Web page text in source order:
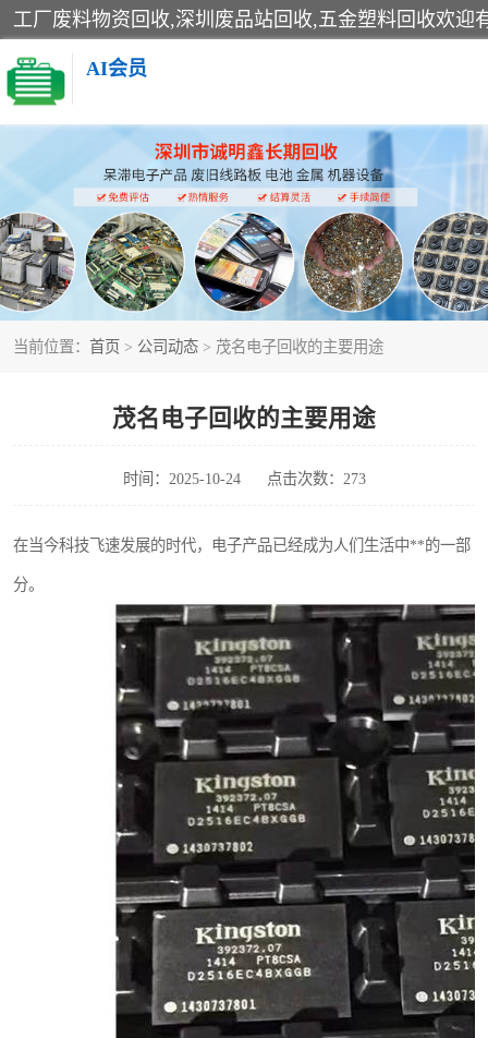
AI会员
当前位置： 首页 > 公司动态 > 茂名电子回收的主要用途
茂名电子回收的主要用途
时间：2025-10-24 点击次数：273
在当今科技飞速发展的时代，电子产品已经成为人们生活中**的一部
分。
线路板回收
电子产品回收
金属回收